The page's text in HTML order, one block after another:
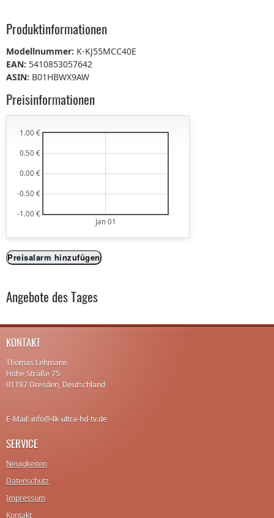
Produktinformationen
Modellnummer: K-KJ55MCC40E
EAN: 5410853057642
ASIN: B01HBWX9AW
Preisinformationen
Jan 01
-1.00 €
-0.50 €
0.00 €
0.50 €
1.00 €
Preisalarm hinzufügen
Angebote des Tages
KONTAKT
Thomas Lehmann
Hohe Straße 75
01187 Dresden, Deutschland
E-Mail: info@4k-ultra-hd-tv.de
SERVICE
Neuigkeiten
Datenschutz
Impressum
Kontakt